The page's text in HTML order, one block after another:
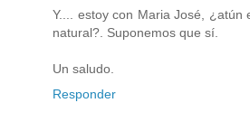
Y.... estoy con Maria José,
natural?. Suponemos que sí.
Un saludo.
Responder